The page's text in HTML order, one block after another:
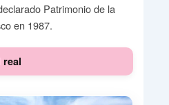
Patrimonio de la
en 1987.
real